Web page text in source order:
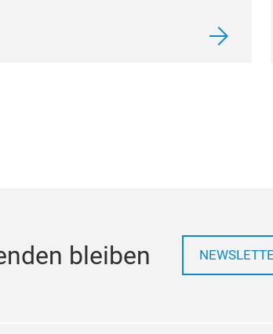
bleiben